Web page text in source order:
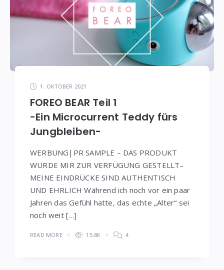
1. OKTOBER 2021
FOREO BEAR Teil 1
-Ein Microcurrent Teddy fürs
Jungbleiben-
WERBUNG|PR SAMPLE – DAS PRODUKT
WURDE MIR ZUR VERFÜGUNG GESTELLT–
MEINE EINDRÜCKE SIND AUTHENTISCH
UND EHRLICH Während ich noch vor ein paar
Jahren das Gefühl hatte, das echte „Alter“ sei
noch weit […]
READ MORE 15.8K 4